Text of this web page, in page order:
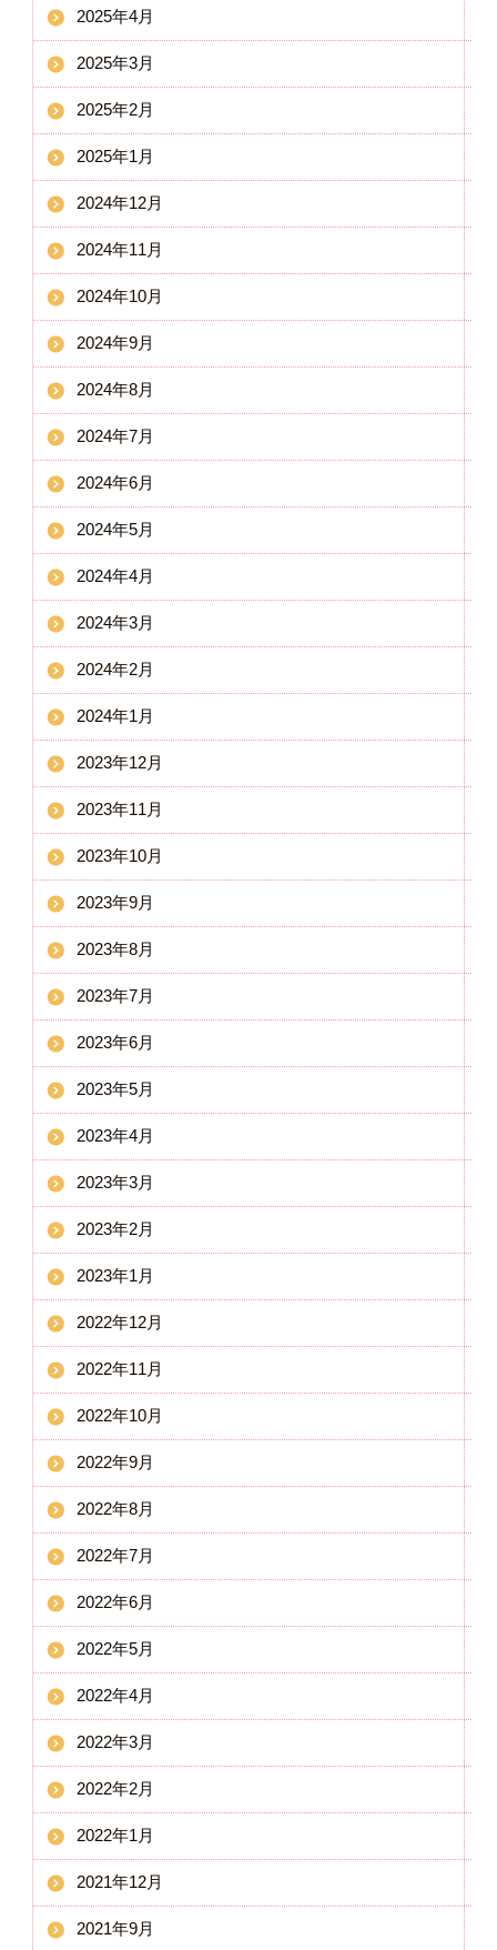
2025年4月
2025年3月
2025年2月
2025年1月
2024年12月
2024年11月
2024年10月
2024年9月
2024年8月
2024年7月
2024年6月
2024年5月
2024年4月
2024年3月
2024年2月
2024年1月
2023年12月
2023年11月
2023年10月
2023年9月
2023年8月
2023年7月
2023年6月
2023年5月
2023年4月
2023年3月
2023年2月
2023年1月
2022年12月
2022年11月
2022年10月
2022年9月
2022年8月
2022年7月
2022年6月
2022年5月
2022年4月
2022年3月
2022年2月
2022年1月
2021年12月
2021年9月